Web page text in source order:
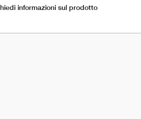
informazioni sul prodotto